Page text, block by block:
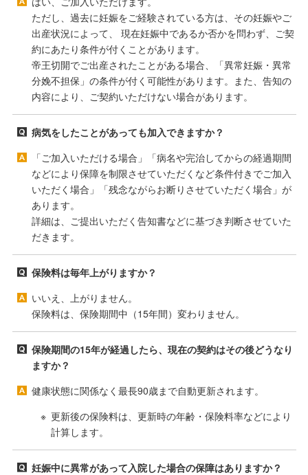
ただし、過去に妊娠をご経験されている方は、その妊娠やご
出産状況によって、 現在妊娠中であるか否かを問わず、ご契
約にあたり条件が付くことがあります。
帝王切開でご出産されたことがある場合、「異常妊娠・異常
分娩不担保」の条件が付く可能性があります。また、告知の
内容により、ご契約いただけない場合があります。
病気をしたことがあっても加入できますか？
「ご加入いただける場合」「病名や完治してからの経過期間
などにより保障を制限させていただくなど条件付きでご加入
いただく場合」「残念ながらお断りさせていただく場合」が
あります。
詳細は、ご提出いただく告知書などに基づき判断させていた
だきます。
保険料は毎年上がりますか？
いいえ、上がりません。
保険料は、保険期間中（15年間）変わりません。
保険期間の15年が経過したら、現在の契約はその後どうなり
ますか？
健康状態に関係なく最長90歳まで自動更新されます。
更新後の保険料は、更新時の年齢・保険料率などにより
計算します。
妊娠中に異常があって入院した場合の保障はありますか？